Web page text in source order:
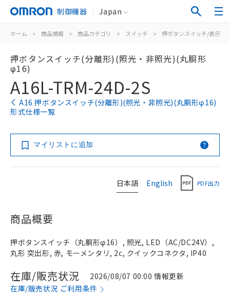
制御機器 Japan
ホーム > 商品情報 > 商品カテゴリ > スイッチ > 押ボタンスイッチ/表示灯
押ボタンスイッチ(分離形)(照光・非照光)(丸胴形
φ16)
A16L-TRM-24D-2S
A16 押ボタンスイッチ(分離形)(照光・非照光)(丸胴形φ16)
形式仕様一覧
マイリストに追加
日本語 English PDF出力
商品概要
押ボタンスイッチ（丸胴形φ16）, 照光, LED（AC/DC24V）,
丸形 突出形, 赤, モーメンタリ, 2c, クイックコネクタ, IP40
在庫/販売状況
2026/08/07 00:00 情報更新
在庫/販売状況 ご利用条件